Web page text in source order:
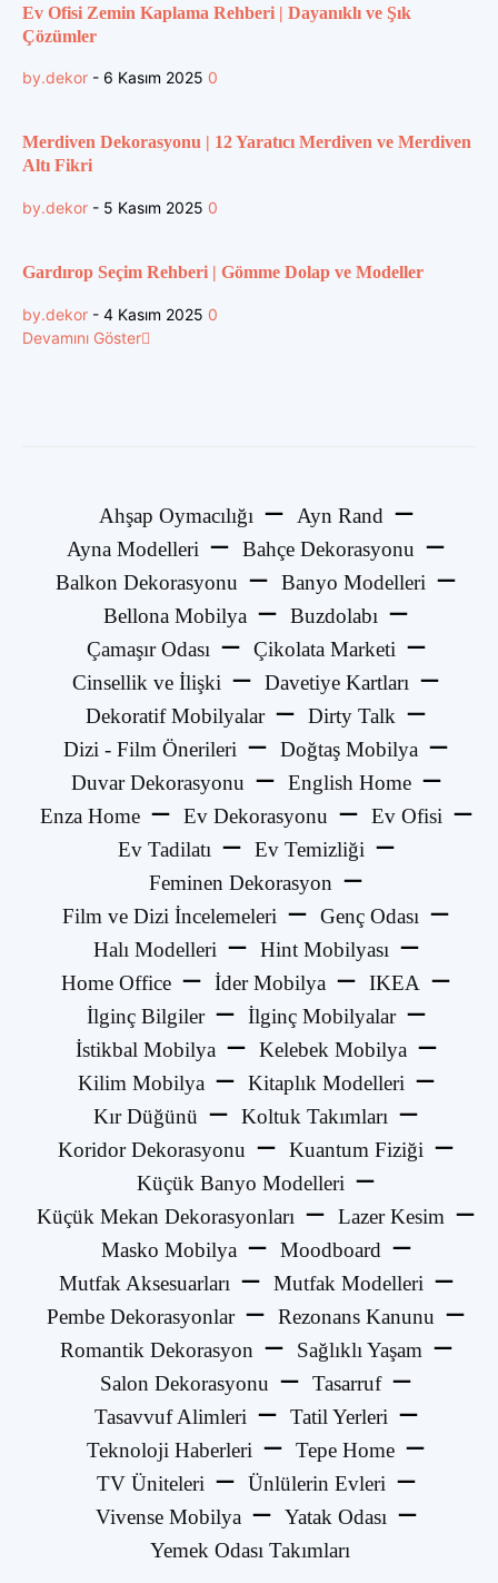
Ev Ofisi Zemin Kaplama Rehberi | Dayanıklı ve Şık
Çözümler
by.dekor - 6 Kasım 2025 0
Merdiven Dekorasyonu | 12 Yaratıcı Merdiven ve Merdiven
Altı Fikri
by.dekor - 5 Kasım 2025 0
Gardırop Seçim Rehberi | Gömme Dolap ve Modeller
by.dekor - 4 Kasım 2025 0
Devamını Göster
Ahşap Oymacılığı
Ayn Rand
Ayna Modelleri
Bahçe Dekorasyonu
Balkon Dekorasyonu
Banyo Modelleri
Bellona Mobilya
Buzdolabı
Çamaşır Odası
Çikolata Marketi
Cinsellik ve İlişki
Davetiye Kartları
Dekoratif Mobilyalar
Dirty Talk
Dizi - Film Önerileri
Doğtaş Mobilya
Duvar Dekorasyonu
English Home
Enza Home
Ev Dekorasyonu
Ev Ofisi
Ev Tadilatı
Ev Temizliği
Feminen Dekorasyon
Film ve Dizi İncelemeleri
Genç Odası
Halı Modelleri
Hint Mobilyası
Home Office
İder Mobilya
IKEA
İlginç Bilgiler
İlginç Mobilyalar
İstikbal Mobilya
Kelebek Mobilya
Kilim Mobilya
Kitaplık Modelleri
Kır Düğünü
Koltuk Takımları
Koridor Dekorasyonu
Kuantum Fiziği
Küçük Banyo Modelleri
Küçük Mekan Dekorasyonları
Lazer Kesim
Masko Mobilya
Moodboard
Mutfak Aksesuarları
Mutfak Modelleri
Pembe Dekorasyonlar
Rezonans Kanunu
Romantik Dekorasyon
Sağlıklı Yaşam
Salon Dekorasyonu
Tasarruf
Tasavvuf Alimleri
Tatil Yerleri
Teknoloji Haberleri
Tepe Home
TV Üniteleri
Ünlülerin Evleri
Vivense Mobilya
Yatak Odası
Yemek Odası Takımları